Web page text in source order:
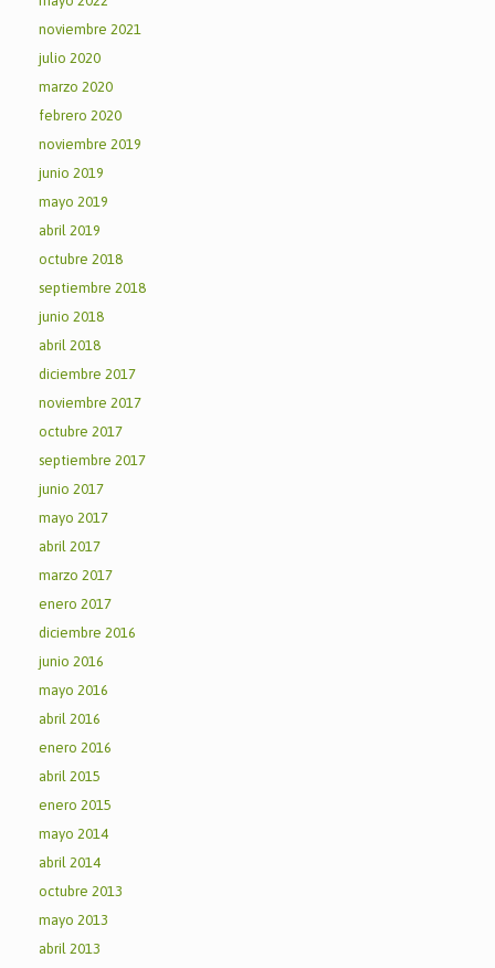
noviembre 2021
julio 2020
marzo 2020
febrero 2020
noviembre 2019
junio 2019
mayo 2019
abril 2019
octubre 2018
septiembre 2018
junio 2018
abril 2018
diciembre 2017
noviembre 2017
octubre 2017
septiembre 2017
junio 2017
mayo 2017
abril 2017
marzo 2017
enero 2017
diciembre 2016
junio 2016
mayo 2016
abril 2016
enero 2016
abril 2015
enero 2015
mayo 2014
abril 2014
octubre 2013
mayo 2013
abril 2013